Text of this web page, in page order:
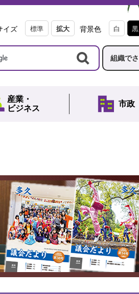
イズ 標準 拡大 背景色 白 黒
組織で
産業・
ビジネス
市政